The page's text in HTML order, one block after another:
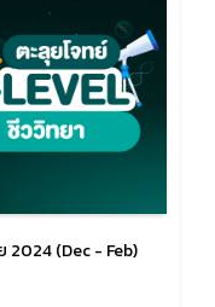
2024 (Dec - Feb)